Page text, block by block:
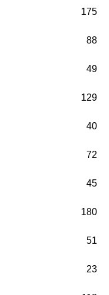
175
88
49
129
40
72
45
180
51
23